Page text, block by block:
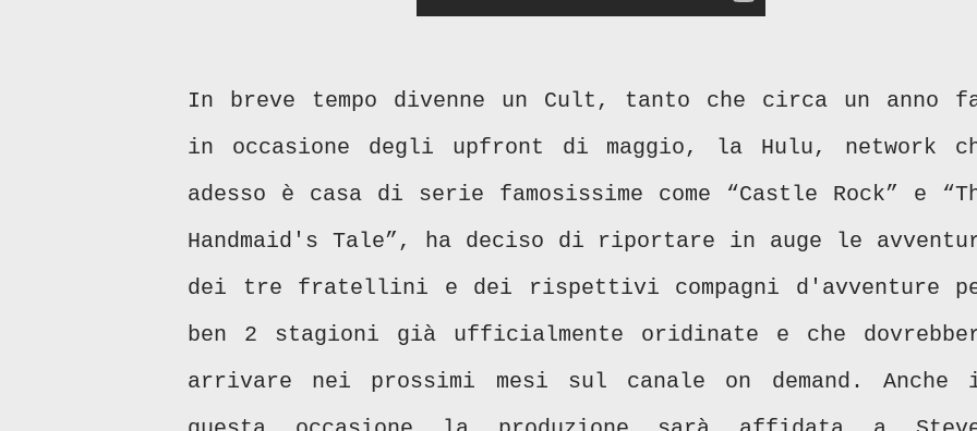
In breve tempo divenne un Cult, tanto che circa un anno
in occasione degli upfront di maggio, la Hulu, network
adesso è casa di serie famosissime come “Castle Rock” e
Handmaid's Tale”, ha deciso di riportare in auge le
dei tre fratellini e dei rispettivi compagni d'avventure
ben 2 stagioni già ufficialmente oridinate e che
arrivare nei prossimi mesi sul canale on demand. Anche